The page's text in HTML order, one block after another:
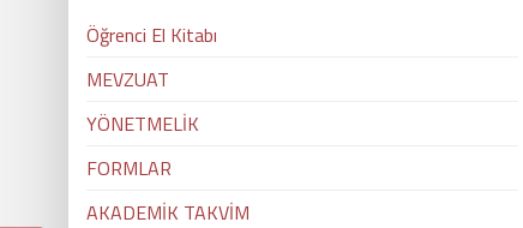
Öğrenci El Kitabı
MEVZUAT
YÖNETMELİK
FORMLAR
AKADEMİK TAKVİM